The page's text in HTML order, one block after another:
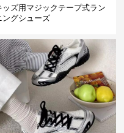
ッズ用マジックテープ式ラン
ングシューズ